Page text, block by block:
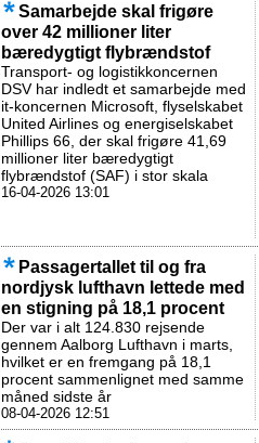
Samarbejde skal frigøre
over 42 millioner liter
bæredygtigt flybrændstof
Transport- og logistikkoncernen
DSV har indledt et samarbejde med
it-koncernen Microsoft, flyselskabet
United Airlines og energiselskabet
Phillips 66, der skal frigøre 41,69
millioner liter bæredygtigt
flybrændstof (SAF) i stor skala
16-04-2026 13:01
Passagertallet til og fra
nordjysk lufthavn lettede med
en stigning på 18,1 procent
Der var i alt 124.830 rejsende
gennem Aalborg Lufthavn i marts,
hvilket er en fremgang på 18,1
procent sammenlignet med samme
måned sidste år
08-04-2026 12:51